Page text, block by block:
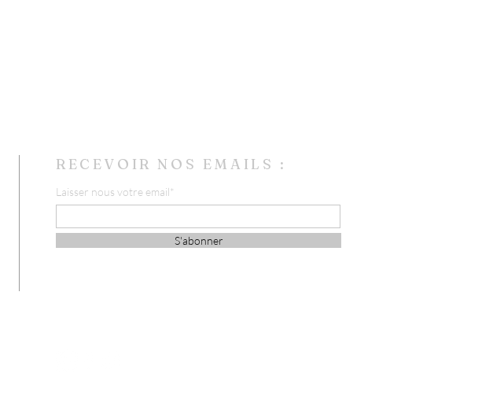
RECEVOIR NOS EMAILS :
Laisser nous votre email*
S'abonner